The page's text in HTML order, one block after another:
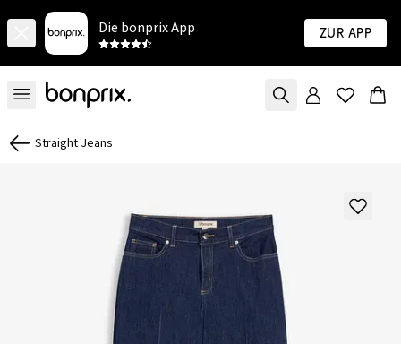
Die bonprix App Zur App
Straight Jeans